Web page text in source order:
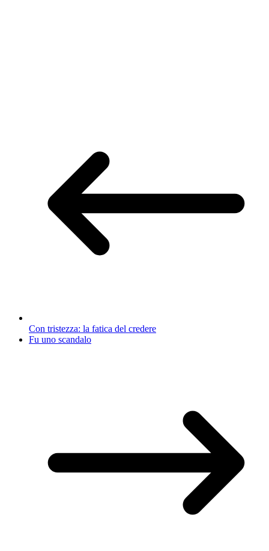
Con tristezza: la fatica del credere
Fu uno scandalo